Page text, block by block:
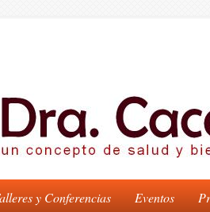
y Conferencias Eventos